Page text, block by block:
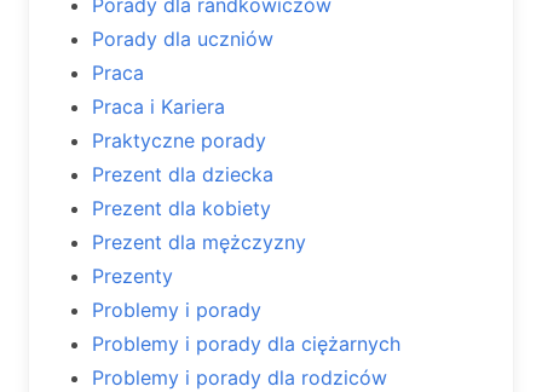
Porady dla randkowiczów
Porady dla uczniów
Praca
Praca i Kariera
Praktyczne porady
Prezent dla dziecka
Prezent dla kobiety
Prezent dla mężczyzny
Prezenty
Problemy i porady
Problemy i porady dla ciężarnych
Problemy i porady dla rodziców